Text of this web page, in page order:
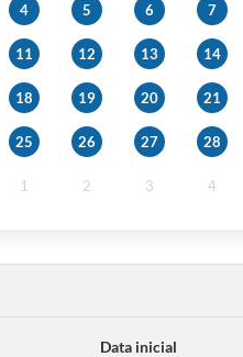
4 5 6 7
11 12 13 14
18 19 20 21
25 26 27 28
1 2 3 4
Data inicial